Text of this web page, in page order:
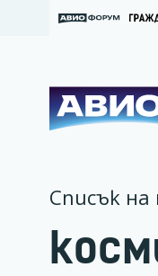
Списък